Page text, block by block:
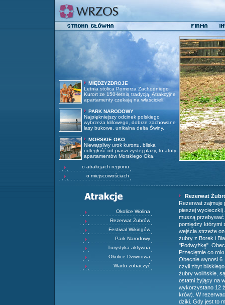
MIĘDZYZDROJE
Letnia stolica Pomorza Zachodniego
Kurort ze 150-letnią tradycją. Atrakcyjne
apartamenty czekają na właścicieli.
PARK NARODOWY
Najpiękniejszy odcinek polskiego
wybrzeża klifowego, dobrze zachowane
lasy bukowe, unikalna delta Świny.
MORSKIE OKO
Niewątpliwy urok kurortu, bliska
odległość od piaszczystej plaży, to atuty
apartamentów Morskiego Oka.
o atrakcjach regionu
o miejscowościach
Okolice Wolina
Rezerwat Żubrów
Festiwal Wikingów
Park Narodowy
Turystyka aktywna
Okolice Dziwnowa
Warto zobaczyć
Rezerwat
Rezerwat zajmuje
pieszej
muszą przebywać
pomiędzy którymi
wejścia strzeże
żubry z Borek i
"Podwyżkę".
Przeciętnie co
Obecnie wynosi
czyli zbyt
żubry wolińskie,
ostatni żyjący na
wykorzystano 12
krów). W
dziki. Gdy jest to